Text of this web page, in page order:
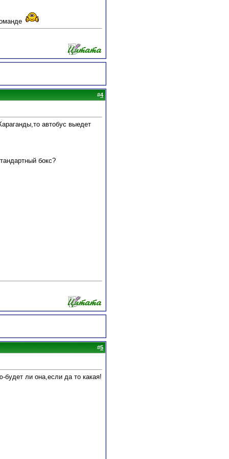
#4
автобус выедет
бокс?
#5
будет ли она,если да то какая!